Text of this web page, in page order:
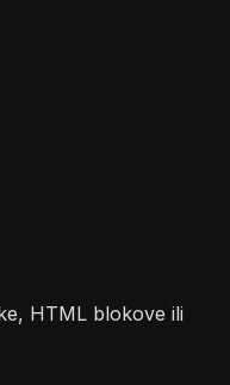
HTML blokove ili